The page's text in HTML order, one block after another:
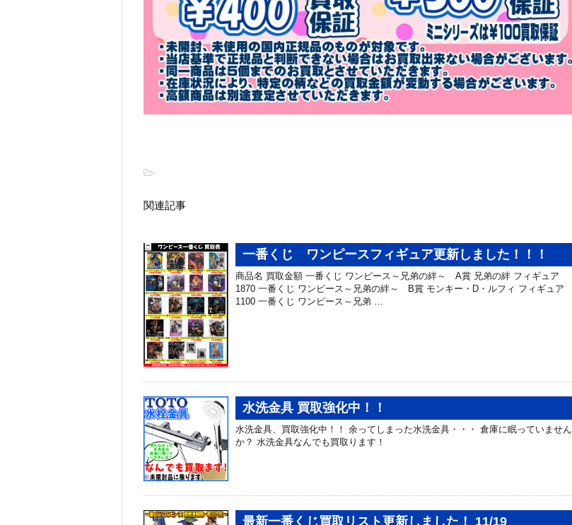
-
関連記事
一番くじ ワンピースフィギュア更新しました！！！
商品名 買取金額 一番くじ ワンピース～兄弟の絆～ A賞 兄弟の絆 フィギュア
1870 一番くじ ワンピース～兄弟の絆～ B賞 モンキー・D・ルフィ フィギュア
1100 一番くじ ワンピース～兄弟 …
水洗金具 買取強化中！！
水洗金具、買取強化中！！ 余ってしまった水洗金具・・・ 倉庫に眠っていません
か？ 水洗金具なんでも買取ります！
最新一番くじ買取リスト更新しました！ 11/19